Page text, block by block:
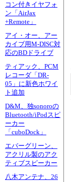
コン付きイヤフォ
ン「AirJax
+Remote」
アイ・オー、アー
カイブ用M-DISC対
応のBDドライブ
ティアック、PCM
レコーダ「DR-
05」に新色ホワイ
ト追加
D&M、独sonoroの
Bluetooth/iPodスピ
ーカー
「cuboDock」
エバーグリーン、
アクリル製のアク
ティブスピーカー
八木アンテナ、26